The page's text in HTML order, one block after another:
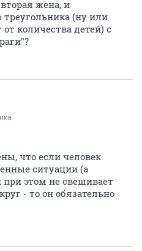
жена, и
треугольника (ну или
количества детей) с
что если человек
ситуации (а
этом не свешивает
- то он обязательно